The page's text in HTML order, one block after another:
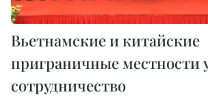
Вьетнамские и китайские
приграничные местности
сотрудничество